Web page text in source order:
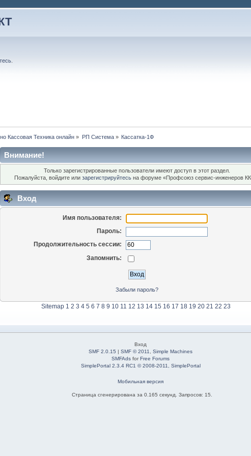
.
Кассовая Техника онлайн » РП Система» Кассатка-1Ф
Внимание!
Только зарегистрированные пользователи имеют доступ в этот раздел.
Пожалуйста, войдите илизарегистрируйтесь на форуме «Профсоюз сервис-инженеров
Вход
Имя пользователя:
Пароль:
Продолжительность сессии:
Запомнить:
Забыли пароль?
Sitemap 1 2 3 4 5 6 7 8 9 10 11 12 13 14 15 16 17 18 19 20 21 22 23
Вход
SMF 2.0.15 |SMF © 2011 ,Simple Machines
SMFAds forFree Forums
SimplePortal 2.3.4 RC1 © 2008-2011, SimplePortal
Мобильная версия
Страница сгенерирована за 0.165 секунд. Запросов: 15.